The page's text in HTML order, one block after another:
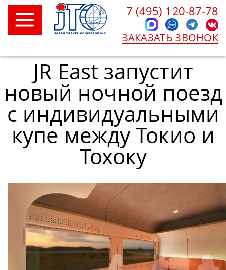
7 (495) 120-87-78
ЗАКАЗАТЬ ЗВОНОК
JR East запустит
новый ночной поезд
с индивидуальными
купе между Токио и
Тохоку